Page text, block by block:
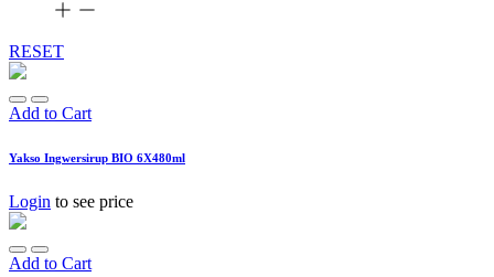
RESET
Add to Cart
Yakso Ingwersirup BIO 6X480ml
Login to see price
Add to Cart